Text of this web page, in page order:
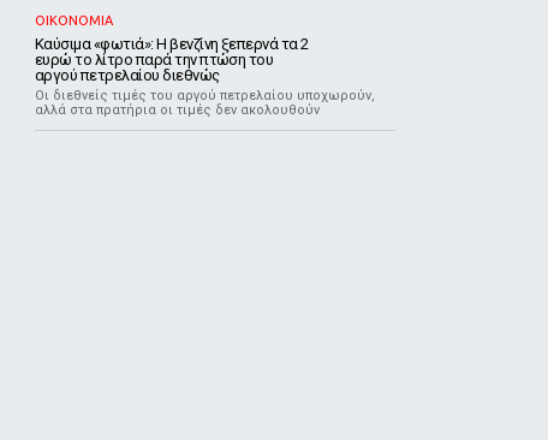
ΟΙΚΟΝΟΜΙΑ
Καύσιμα «φωτιά»: Η βενζίνη ξεπερνά τα 2
ευρώ το λίτρο παρά την πτώση του
αργού πετρελαίου διεθνώς
Οι διεθνείς τιμές του αργού πετρελαίου υποχωρούν,
αλλά στα πρατήρια οι τιμές δεν ακολουθούν